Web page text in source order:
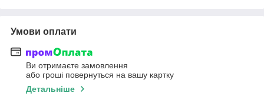
Умови оплати
Ви отримаєте замовлення
або гроші повернуться на вашу картку
Детальніше